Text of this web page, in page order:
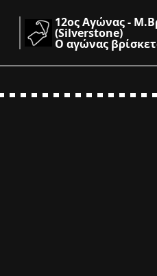
12ος Αγώνας -
(Silverstone)
Ο αγώνας